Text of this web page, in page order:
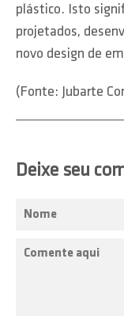
plástico. Isto
projetados,
novo design de
(Fonte: Jubarte
Deixe seu